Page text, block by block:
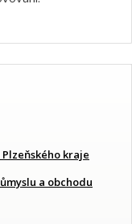
kraje
a obchodu